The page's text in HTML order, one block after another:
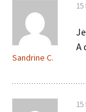
Sandrine C.
A